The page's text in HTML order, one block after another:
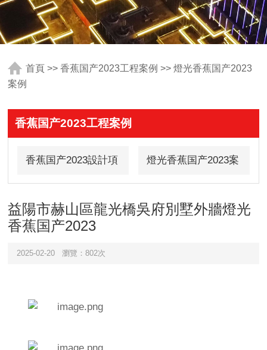
首頁 >>香蕉国产2023工程案例 >>燈光香蕉国产2023
案例
香蕉国产2023工程案例
香蕉国产2023設計項 燈光香蕉国产2023案
益陽市赫山區龍光橋吳府別墅外牆燈光
香蕉国产2023
2025-02-20 瀏覽：802次